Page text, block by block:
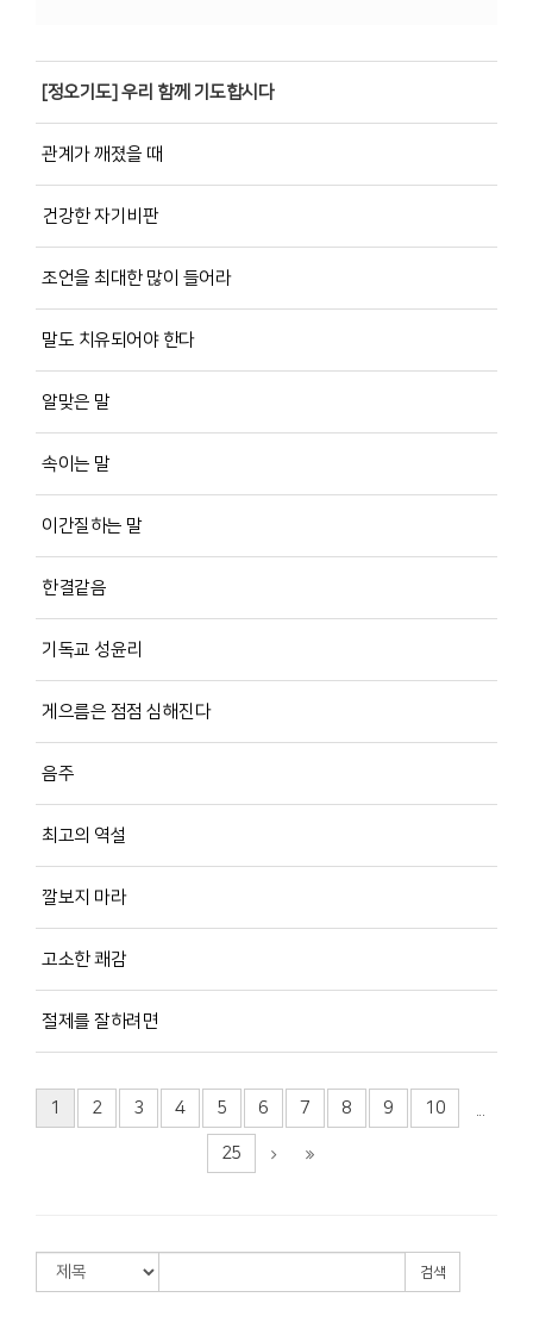
[정오기도] 우리 함께 기도합시다
관계가 깨졌을 때
건강한 자기비판
조언을 최대한 많이 들어라
말도 치유되어야 한다
알맞은 말
속이는 말
이간질하는 말
한결같음
기독교 성윤리
게으름은 점점 심해진다
음주
최고의 역설
깔보지 마라
고소한 쾌감
절제를 잘하려면
1 2 3 4 5 6 7 8 9 10
25
검색